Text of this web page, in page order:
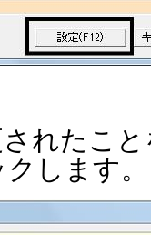
れたこ
します。